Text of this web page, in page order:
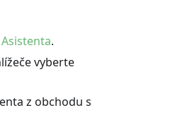
.
vyberte
z obchodu s